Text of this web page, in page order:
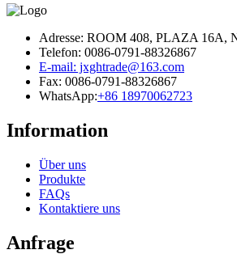
Adresse: ROOM 408, PLAZA
Telefon: 0086-0791-88326867
E-mail: jxghtrade@163.com
Fax: 0086-0791-88326867
WhatsApp:+86 18970062723
Information
Über uns
Produkte
FAQs
Kontaktiere uns
Anfrage